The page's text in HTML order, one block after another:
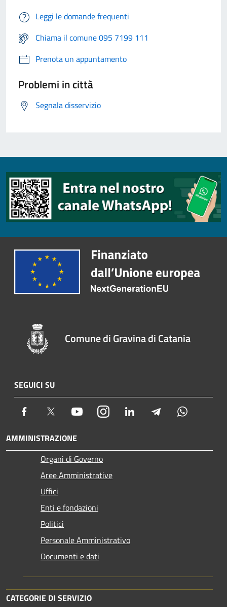
Leggi le domande frequenti
Chiama il comune 095 7199 111
Prenota un appuntamento
Problemi in città
Segnala disservizio
Comune di Gravina di Catania
SEGUICI SU
Facebook Twitter YoutubeInstagram LinkedIn Telegram
AMMINISTRAZIONE
Organi di Governo
Aree Amministrative
Uffici
Enti e fondazioni
Politici
Personale Amministrativo
Documenti e dati
CATEGORIE DI SERVIZIO